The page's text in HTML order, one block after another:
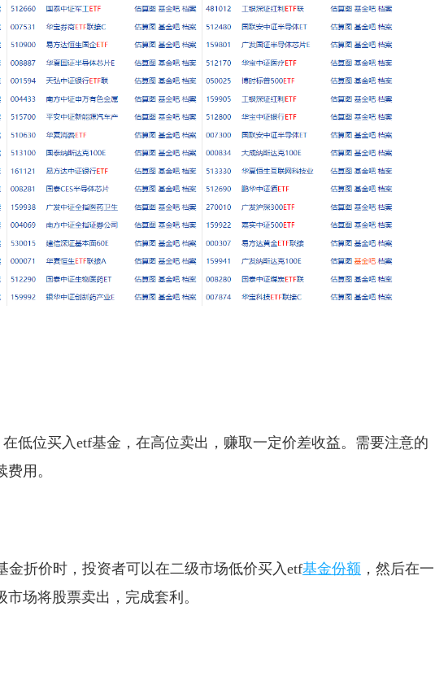
低位买入etf基金，在高位卖出，赚取一定价差收益。需要注意的
用。
金折价时，投资者可以在二级市场低价买入etf基金份额 ，然后在一
场将股票卖出，完成套利。